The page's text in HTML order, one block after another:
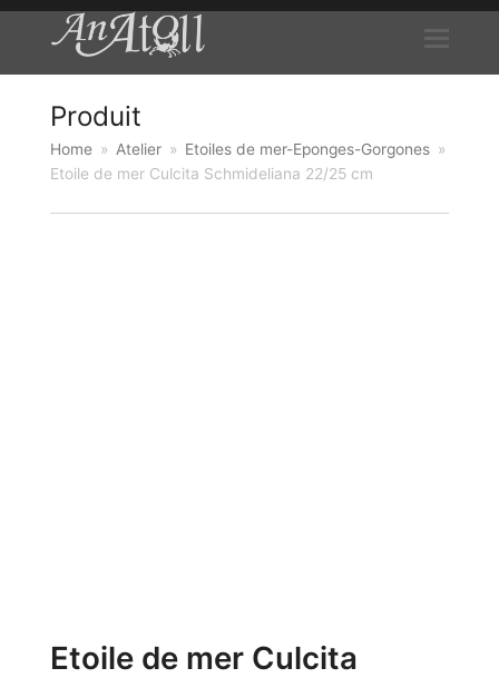
Produit
Home » Atelier » Etoiles de mer-Eponges-Gorgones »
Etoile de mer Culcita Schmideliana 22/25 cm
Etoile de mer Culcita